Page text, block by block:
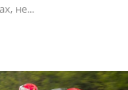
не...